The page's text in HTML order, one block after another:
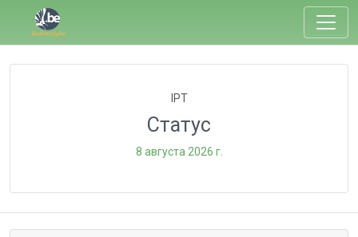
IPT
Статус
8 августа 2026 г.